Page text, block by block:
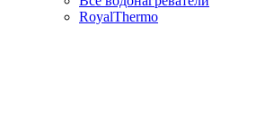
RoyalThermo